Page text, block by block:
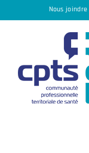
Nous